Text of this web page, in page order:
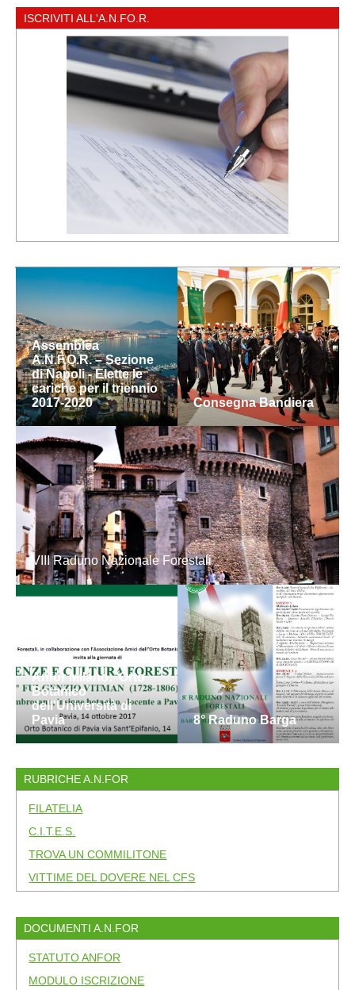
ISCRIVITI ALL'A.N.FO.R.
Assemblea
A.N.F.O.R. – Sezione
di Napoli - Elette le
cariche per il triennio
2017-2020
Consegna Bandiera
VIII Raduno Nazionale Forestali
Anfor Milano: 'Orto
Botanico
dell'Università di
Pavia
8° Raduno Barga
RUBRICHE A.N.FOR
FILATELIA
C.I.T.E.S.
TROVA UN COMMILITONE
VITTIME DEL DOVERE NEL CFS
DOCUMENTI A.N.FOR
STATUTO ANFOR
MODULO ISCRIZIONE